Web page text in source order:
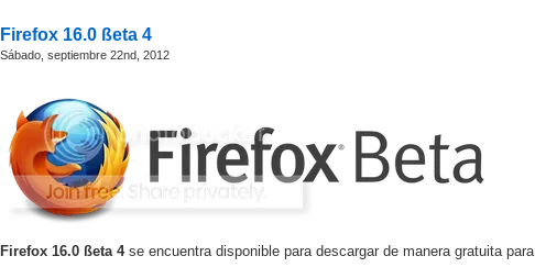
Firefox 16.0 ßeta 4
Sábado, septiembre 22nd, 2012
Firefox 16.0 ßeta 4se encuentra disponible para descargar de manera gratuita para